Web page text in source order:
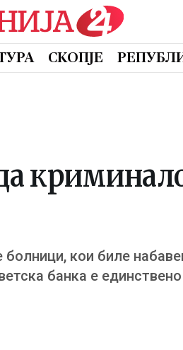
СКОПЈЕ
кои биле
банка е единствено